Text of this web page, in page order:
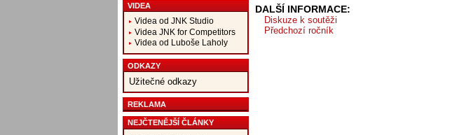
VIDEA
Videa od JNK Studio
Videa JNK for Competitors
Videa od Luboše Laholy
ODKAZY
Užitečné odkazy
REKLAMA
NEJČTENĚJŠÍ ČLÁNKY
DALŠÍ INFORMACE:
Diskuze k soutěži
Předchozí ročník